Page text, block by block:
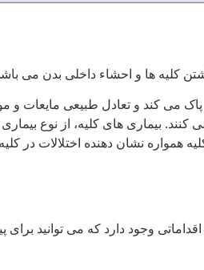
کلیه ها و احشاء داخلی بدن می
پاک می کند و تعادل طبیعی مایعات و
بیماری های کلیه، از نوع
همواره نشان دهنده اختلالات در
وجود دارد که می توانید برای